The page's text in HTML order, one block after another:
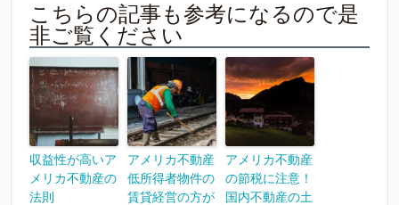
こちらの記事も参考になるので是
非ご覧ください
収益性が高いア
メリカ不動産の
法則
アメリカ不動産
低所得者物件の
賃貸経営の方が
アメリカ不動産
の節税に注意！
国内不動産の土